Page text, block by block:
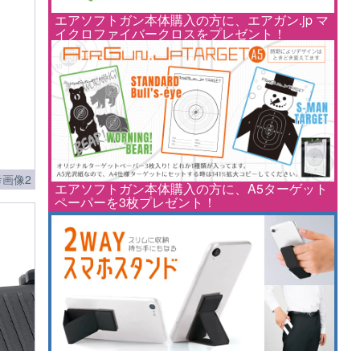
エアソフトガン本体購入の方に、エアガン.jp マ
イクロファイバークロスをプレゼント！
エアソフトガン本体購入の方に、A5ターゲット
ペーパーを3枚プレゼント！
像2